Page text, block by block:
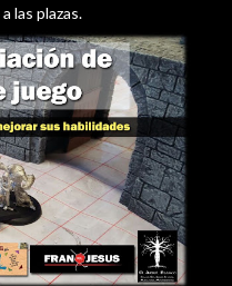
las plazas.